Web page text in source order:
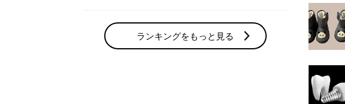
ランキングをもっと見る